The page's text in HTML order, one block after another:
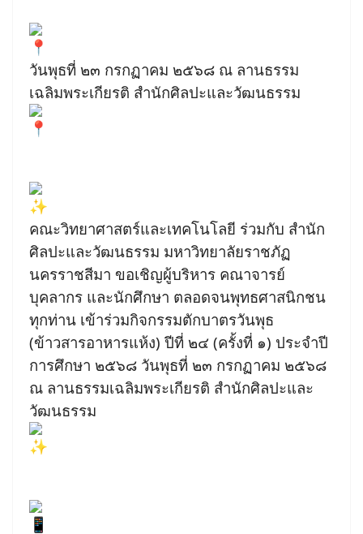
วันพุธที่ ๒๓ กรกฏาคม ๒๕๖๘ ณ ลานธรรม
เฉลิมพระเกียรติ สำนักศิลปะและวัฒนธรรม
คณะวิทยาศาสตร์และเทคโนโลยี ร่วมกับ สำนัก
ศิลปะและวัฒนธรรม มหาวิทยาลัยราชภัฏ
นครราชสีมา ขอเชิญผู้บริหาร คณาจารย์
บุคลากร และนักศึกษา ตลอดจนพุทธศาสนิกชน
ทุกท่าน เข้าร่วมกิจกรรมตักบาตรวันพุธ
(ข้าวสารอาหารแห้ง) ปีที่ ๒๔ (ครั้งที่ ๑) ประจำปี
การศึกษา ๒๕๖๘ วันพุธที่ ๒๓ กรกฏาคม ๒๕๖๘
ณ ลานธรรมเฉลิมพระเกียรติ สำนักศิลปะและ
วัฒนธรรม